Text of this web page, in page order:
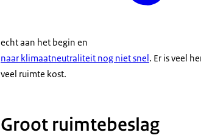
echt aan het begin en
naar klimaatneutraliteit nog niet snel. Er is veel
veel ruimte kost.
Groot ruimtebeslag